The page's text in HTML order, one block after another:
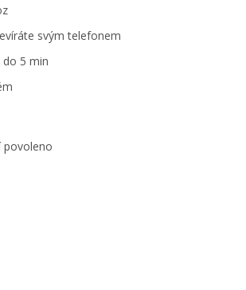
svým telefonem
5 min
povoleno